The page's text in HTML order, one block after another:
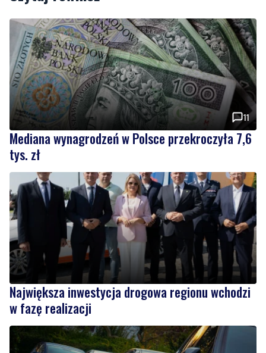
11
Mediana wynagrodzeń w Polsce przekroczyła 7,6
tys. zł
Największa inwestycja drogowa regionu wchodzi
w fazę realizacji